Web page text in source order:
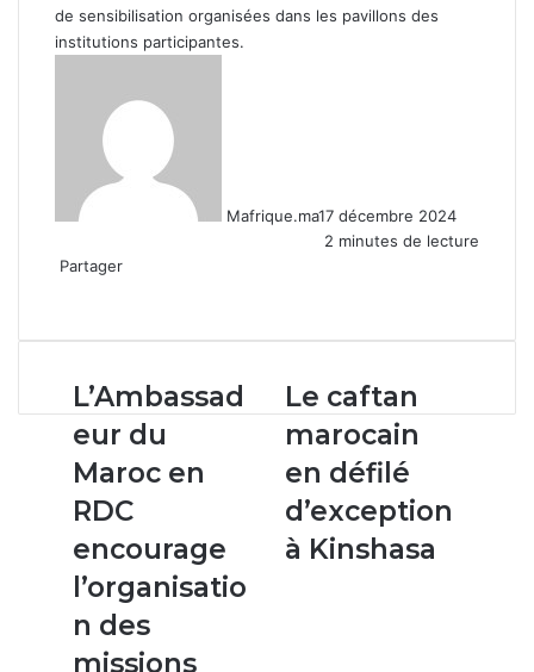
de sensibilisation organisées dans les pavillons des
institutions participantes.
Mafrique.ma17 décembre 2024
2 minutes de lecture
Partager
email
L’Ambassadeur
du
Maroc
en
RDC
encourage
des
missions
les
deux
L’Ambassad
eur du
Maroc en
RDC
encourage
l’organisatio
n des
missions
Le
caftan
marocain
en
défilé
d’exception
à
Kinshasa
Le caftan
marocain
en défilé
d’exception
à Kinshasa